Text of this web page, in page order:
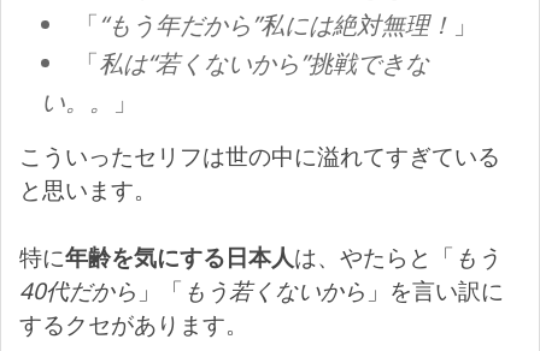
「“もう年だから”私には絶対無理！ 」
「私は“若くないから”挑戦できな
い。。
」
こういったセリフは世の中に溢れてすぎている
と思います。
特に年齢を気にする日本人は、やたらと「 もう
40代だから 」「 もう若くないから 」を言い訳に
するクセがあります。